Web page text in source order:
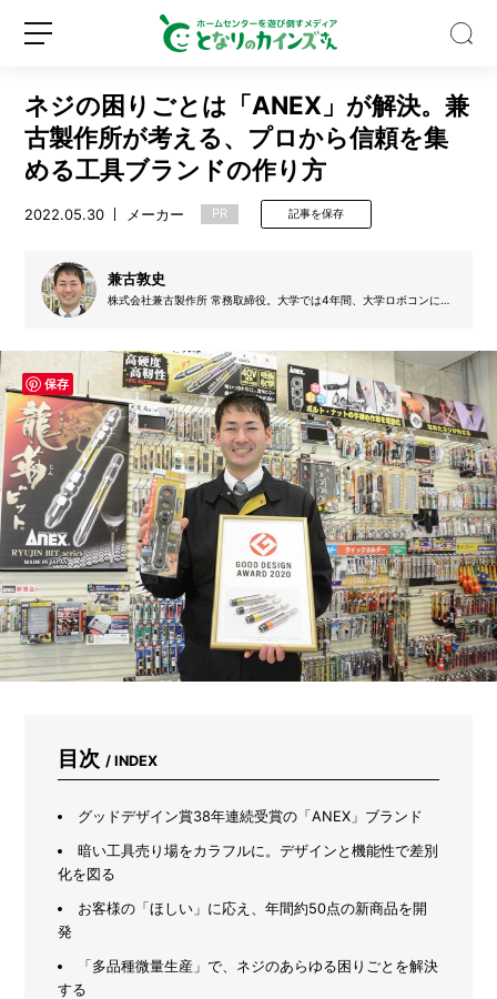
Z
度
ほ
ぼ
0％！
そ
れ
で
も
プ
ロ
が
使
い
続
け
る
ン
ネジの困りごとは「ANEX」が解決。兼
古製作所が考える、プロから信頼を集
める工具ブランドの作り方
2022.05.30 メーカー PR 記事を保存
兼古敦史
株式会社兼古製作所 常務取締役。大学では4年間、大学ロボコンに参
新製品の企画立ち上げにも携わった。現在は、生産の効率や品質を高
めるための改善活動を中心に、経営全体に注力する。
保存
目次 / INDEX
グッドデザイン賞38年連続受賞の「ANEX」ブランド
暗い工具売り場をカラフルに。デザインと機能性で差別
化を図る
お客様の「ほしい」に応え、年間約50点の新商品を開
発
「多品種微量生産」で、ネジのあらゆる困りごとを解決
する